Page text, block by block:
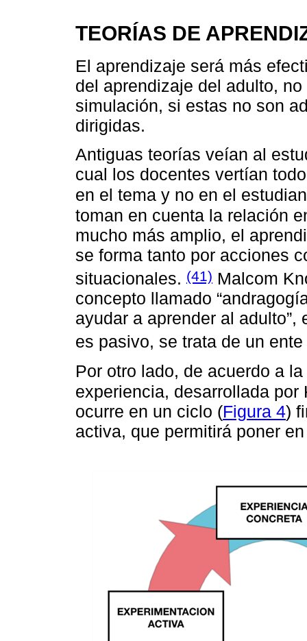
TEORÍAS DE
El aprendizaje será más
del aprendizaje del adulto,
simulación, si estas no son
dirigidas.
Antiguas teorías veían al
cual los docentes vertían
en el tema y no en el
toman en cuenta la relación
mucho más amplio, el
se forma tanto por acciones
situacionales. (41) Malcom
concepto llamado
ayudar a aprender al
es pasivo, se trata de un
Por otro lado, de acuerdo a
experiencia, desarrollada
ocurre en un ciclo (Figura 4)
activa, que permitirá poner